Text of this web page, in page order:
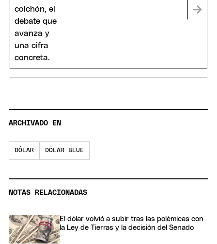
ARCHIVADO EN
DÓLAR DÓLAR BLUE
NOTAS RELACIONADAS
El dólar volvió a subir tras las polémicas con
la Ley de Tierras y la decisión del Senado